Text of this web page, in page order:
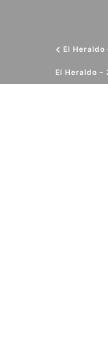
El
El Heraldo